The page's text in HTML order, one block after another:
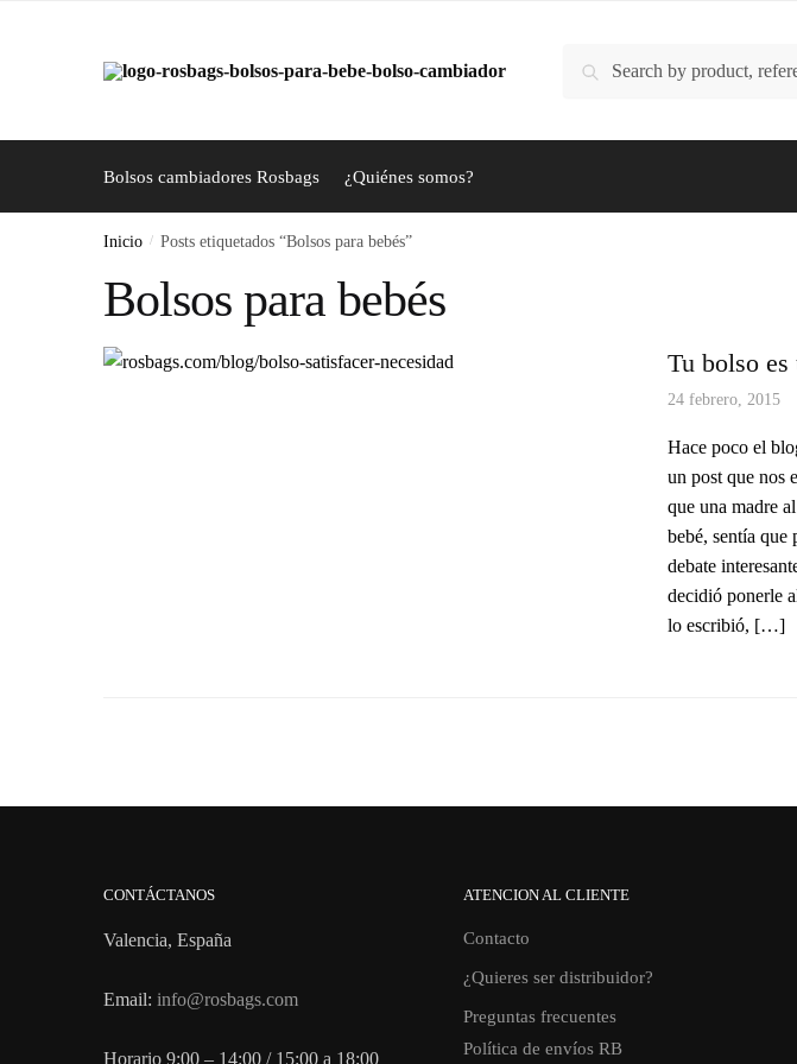
Buscar
Bolsos cambiadores Rosbags ¿Quiénes somos?
Inicio / Posts etiquetados “Bolsos para bebés”
Bolsos para bebés
Tu bolso
24 febrero, 2015
Hace poco el
un post que nos
que una madre
bebé, sentía que
debate
decidió ponerle
lo escribió, […]
CONTÁCTANOS
Valencia, España
Email: info@rosbags.com
Horario 9:00 – 14:00 / 15:00 a 18:00
ATENCION AL CLIENTE
Contacto
¿Quieres ser distribuidor?
Preguntas frecuentes
Política de envíos RB